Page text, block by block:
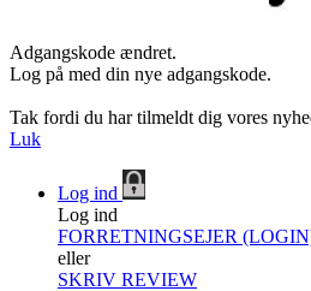
Adgangskode ændret.
Log på med din nye adgangskode.
Tak fordi du har tilmeldt dig vores
Luk
Log ind
Log ind
FORRETNINGSEJER
eller
SKRIV REVIEW